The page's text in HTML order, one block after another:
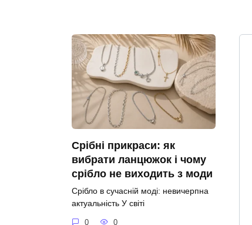
Срібні прикраси: як
вибрати ланцюжок і чому
срібло не виходить з моди
Срібло в сучасній моді: невичерпна
актуальність У світі
0 0